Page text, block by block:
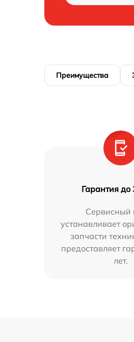
Преимущества
Гарантия до
Сервисный
устанавливает
запчасти
предоставляет
лет.